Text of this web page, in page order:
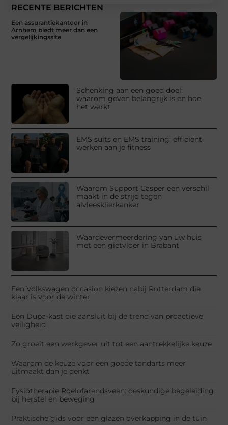
RECENTE BERICHTEN
Een assurantiekantoor in
Arnhem biedt meer dan een
vergelijkingssite
Schenking aan een goed doel:
waarom geven belangrijk is en hoe
het werkt
EMS suits en EMS training: efficiënt
werken aan je fitness
Waarom Support Casper een verschil
maakt in de strijd tegen
alvleesklierkanker
Waardevermeerdering van uw huis
met een gietvloer in Brabant
Een Volkswagen occasion kiezen nabij Rotterdam die
klaar is voor de winter
Een Dupa-kast die aansluit bij de trend van proactieve
veiligheid
Zo groeit een werkgever uit tot een aantrekkelijke keuze
Waarom de keuze voor een goede tandarts meer
uitmaakt dan je denkt
Fysiotherapie Roelofarendsveen: deskundige begeleiding
bij herstel en beweging
Praktische gids voor een glazen overkapping in de tuin